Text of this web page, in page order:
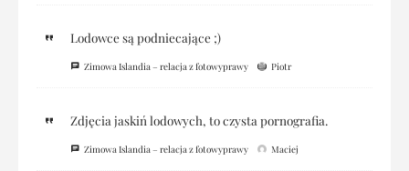
Lodowce są podniecające ;)
Zimowa Islandia – relacja z fotowyprawy Piotr
Zdjęcia jaskiń lodowych, to czysta pornografia.
Zimowa Islandia – relacja z fotowyprawy Maciej